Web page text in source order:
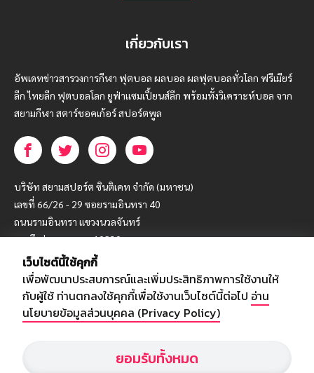
เกี่ยวกับเรา
อัพเดทข่าวสารวงการกีฬา ฟุตบอล ผลบอล ผลฟุตบอลทั่วโลก ฟรีเมียร์
ลีก ไทยลีก ฟุตบอลโลก ยูฟ่าแซมเปี้ยนส์ลีก พร้อมทั้งวิเคราะห์บอล จาก
สยามกีฬา สตาร์ชอคเก้อร์ สปอร์ตพูล
บริษัท สยามสปอร์ต ซินติเคท จำกัด (มหาชน)
เลขที่ 66/26 - 29 ซอยรามอินทรา 40
ถนนรามอินทรา แขวงนวลจันทร์
เขตบึงกุ่ม กรุงเทพฯ 10230
โทร : 02-5088-000
อีเมล์ : webmaster@siamsport.co.th
เว็บไซต์ : www.siamsport.co.th
เว็บไซต์นี้ใช้คุกกี้
เพื่อพัฒนาประสบการณ์และเพิ่มประสิทธิภาพการใช้งานให้
กับผู้ใช้ ท่านตกลงใช้คุกกี้เพื่อใช้งานเว็บไซต์นี้ต่อไป อ่าน
นโยบายข้อมูลส่วนบุคคล (Privacy Policy)
ยอมรับทั้งหมด